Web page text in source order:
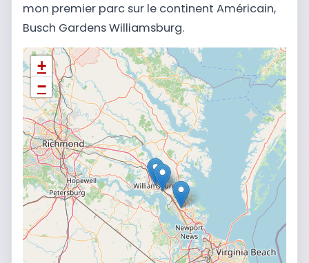
mon premier parc sur le continent Américain,
Busch Gardens Williamsburg.
+
−